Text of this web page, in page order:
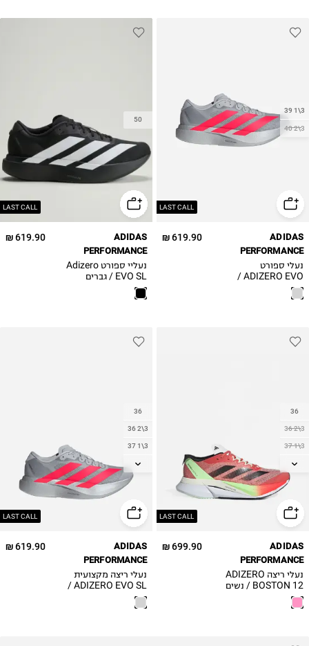
LAST CALL
39 1\3
40 2\3
619.90 ₪
ADIDAS
PERFORMANCE
נעלי ספורט
ADIZERO EVO /
גברים
LAST CALL
50
619.90 ₪
ADIDAS
PERFORMANCE
נעליי ספורט Adizero
EVO SL / גברים
LAST CALL
36
36 2\3
37 1\3
38
38 2\3
40
41 1\3
699.90 ₪
ADIDAS
PERFORMANCE
נעלי ריצה ADIZERO
BOSTON 12 / נשים
LAST CALL
36
36 2\3
37 1\3
38
38 2\3
40
41 1\3
619.90 ₪
ADIDAS
PERFORMANCE
נעלי ריצה מקצועית
ADIZERO EVO SL /
נשים